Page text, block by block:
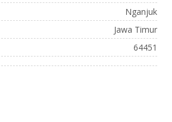
Nganjuk
Jawa Timur
64451